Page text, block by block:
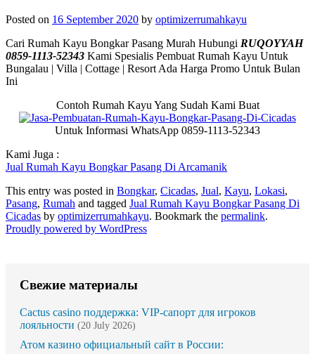
Posted on 16 September 2020 by optimizerrumahkayu
Cari Rumah Kayu Bongkar Pasang Murah Hubungi RUQOYYAH
0859-1113-52343 Kami Spesialis Pembuat Rumah Kayu Untuk
Bungalau | Villa | Cottage | Resort Ada Harga Promo Untuk Bulan
Ini
Contoh Rumah Kayu Yang Sudah Kami Buat
Untuk Informasi WhatsApp 0859-1113-52343
Kami Juga :
Jual Rumah Kayu Bongkar Pasang Di Arcamanik
This entry was posted in Bongkar, Cicadas, Jual, Kayu, Lokasi,
Pasang, Rumah and tagged Jual Rumah Kayu Bongkar Pasang Di
Cicadas by optimizerrumahkayu. Bookmark the permalink.
Proudly powered by WordPress
Свежие материалы
Cactus casino поддержка: VIP-сапорт для игроков
лояльности (20 July 2026)
Атом казино официальный сайт в России: